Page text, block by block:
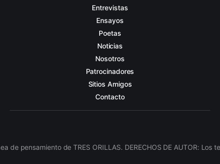
Entrevistas
Ensayos
Poetas
Noticias
Nosotros
Patrocinadores
Sitios Amigos
Contacto
pensamiento de TRES ORILLAS. DERECHOS DE